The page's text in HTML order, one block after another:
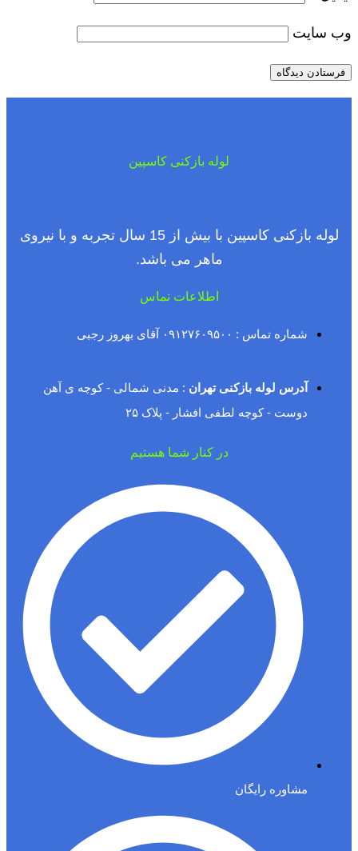
وب‌ سایت
لوله بازکنی کاسپین
لوله بازکنی کاسپین با بیش از 15 سال تجربه و با نیروی
ماهر می باشد.
اطلاعات تماس
شماره تماس : ۰۹۱۲۷۶۰۹۵۰۰ آقای بهروز رجبی
آدرس لوله بازکنی تهران : مدنی شمالی - کوچه ی آهن
دوست - کوچه لطفی افشار - پلاک ۲۵
در کنار شما هستیم
مشاوره رایگان